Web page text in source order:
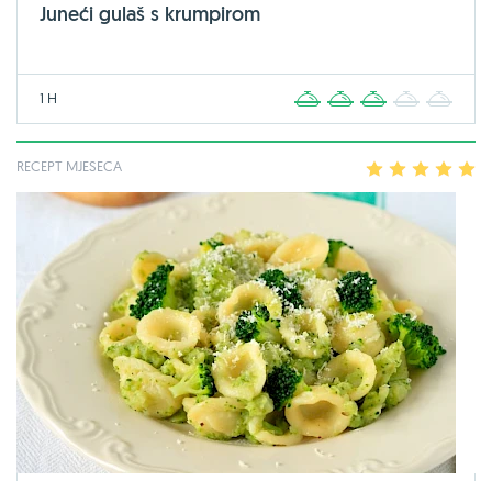
Juneći gulaš s krumpirom
1 H 2 3 4
RECEPT MJESECA 2 3 4